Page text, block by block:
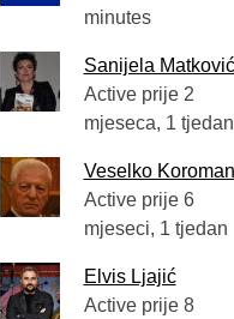
minutes
Sanijela Matković
Active prije 2
mjeseca, 1 tjedan
Veselko Koroman
Active prije 6
mjeseci, 1 tjedan
Elvis Ljajić
Active prije 8